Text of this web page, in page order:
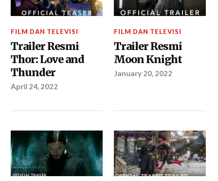
FILM DAN TELEVISI
Trailer Resmi
Thor: Love and
Thunder
April 24, 2022
FILM DAN TELEVISI
Trailer Resmi
Moon Knight
January 20, 2022